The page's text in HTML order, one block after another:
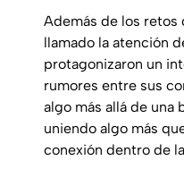
Además de los retos
llamado la atención
protagonizaron un
rumores entre sus
algo más allá de una
uniendo algo más
conexión dentro de